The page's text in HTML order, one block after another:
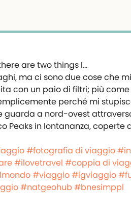
ma ci sono due cose che
con un paio di filtri; più
perché mi
guarda a nord-ovest
Peaks in lontananza, coperte
#fotografia di viaggio
#ilovetravel #coppia di
#viaggio#igviaggio
#natgeohub #bnesimppl